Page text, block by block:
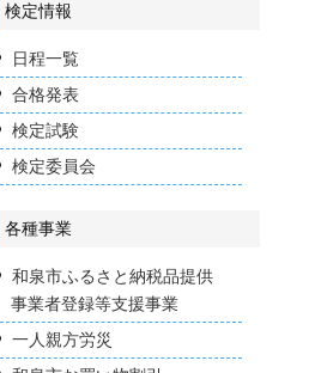
検定情報
日程一覧
合格発表
検定試験
検定委員会
各種事業
和泉市ふるさと納税品提供
事業者登録等支援事業
一人親方労災